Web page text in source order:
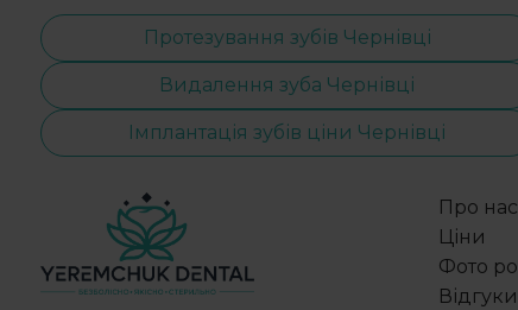
Протезування зубів Чернівці
Видалення зуба Чернівці
Імплантація зубів ціни Чернівці
Про нас
Ціни
Фото
Відгуки